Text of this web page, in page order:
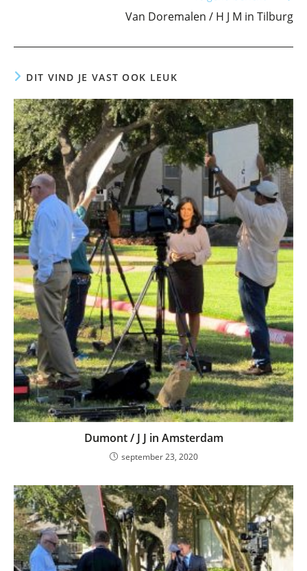
Van Doremalen / H J M in Tilburg
DIT VIND JE VAST OOK LEUK
Dumont / J J in Amsterdam
september 23, 2020